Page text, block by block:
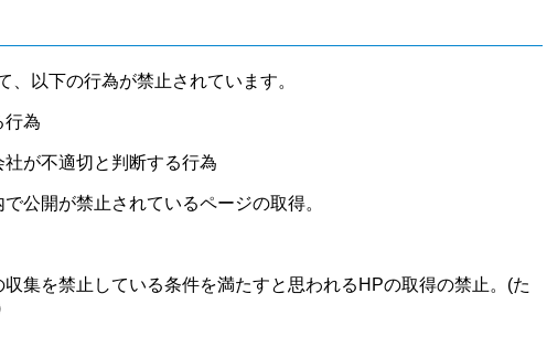
以下の行為が禁止されています。
行為
が不適切と判断する行為
公開が禁止されているページの取得。
集を禁止している条件を満たすと思われるHPの取得の禁止。(た